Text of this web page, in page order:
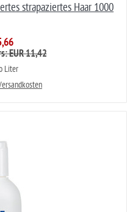
strapaziertes Haar 1000
EUR 11,42
Liter